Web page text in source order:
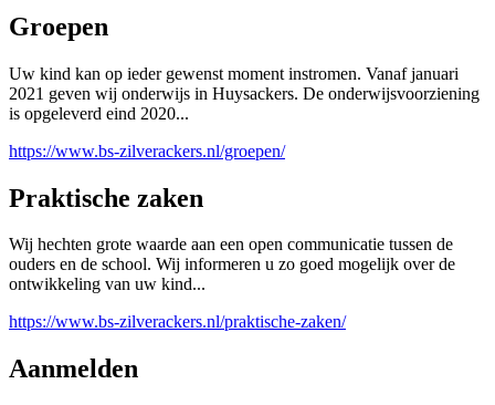
Groepen
Uw kind kan op ieder gewenst moment instromen. Vanaf januari
2021 geven wij onderwijs in Huysackers. De onderwijsvoorziening
is opgeleverd eind 2020...
https://www.bs-zilverackers.nl/groepen/
Praktische zaken
Wij hechten grote waarde aan een open communicatie tussen de
ouders en de school. Wij informeren u zo goed mogelijk over de
ontwikkeling van uw kind...
https://www.bs-zilverackers.nl/praktische-zaken/
Aanmelden